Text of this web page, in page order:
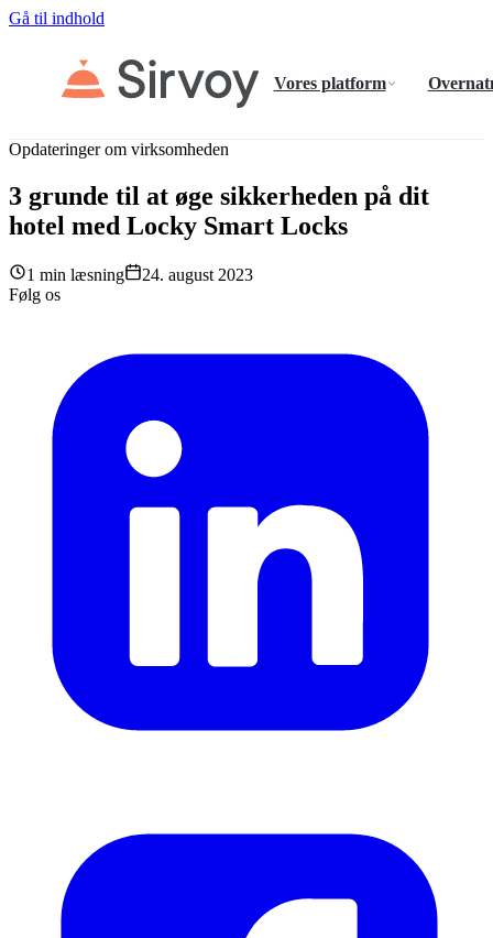
Gå til indhold
Vores platform
Opdateringer om virksomheden
3 grunde til at øge sikkerheden på dit
hotel med Locky Smart Locks
1 min læsning
24. august 2023
Følg os